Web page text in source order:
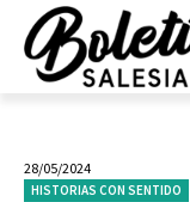
28/05/2024
HISTORIAS CON SENTIDO